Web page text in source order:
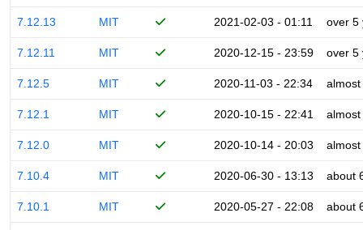
7.12.13 MIT 2021-02-03 - 01:11 over 5
7.12.11 MIT 2020-12-15 - 23:59 over 5
7.12.5 MIT 2020-11-03 - 22:34
7.12.1 MIT 2020-10-15 - 22:41
7.12.0 MIT 2020-10-14 - 20:03
7.10.4 MIT 2020-06-30 - 13:13 about
7.10.1 MIT 2020-05-27 - 22:08 about